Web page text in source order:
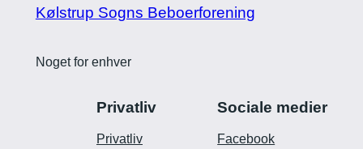
Kølstrup Sogns Beboerforening
Noget for enhver
Privatliv
Privatliv
Sociale medier
Facebook